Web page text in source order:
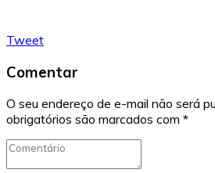
Tweet
Comentar
O seu endereço de e-mail não será
obrigatórios são marcados com *